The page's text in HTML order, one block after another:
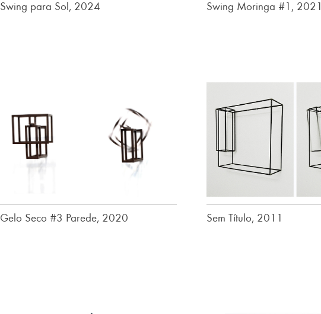
Swing para Sol, 2024 Swing Moringa #1, 2021
Gelo Seco #3 Parede, 2020 Sem Título, 2011